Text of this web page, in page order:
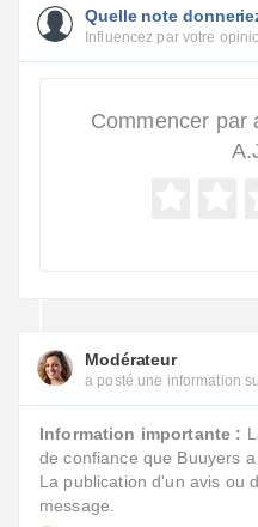
Quelle note
Influencez par votre
Commencer par
Modérateur
a posté une information
Information importante :
de confiance que Buuyers
La publication d'un avis ou
message.